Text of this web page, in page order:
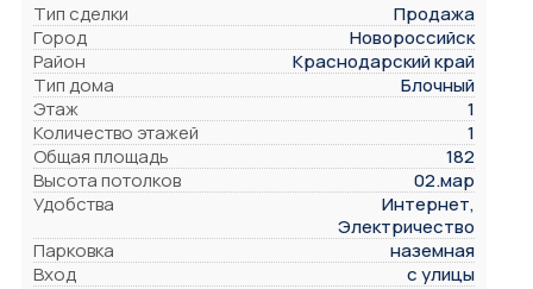
Тип сделки
Продажа
Город
Новороссийск
Район
Краснодарский край
Тип дома
Блочный
Этаж
1
Количество этажей
1
Общая площадь
182
Высота потолков
02.мар
Удобства
Интернет,
Электричество
Парковка
наземная
Вход
с улицы